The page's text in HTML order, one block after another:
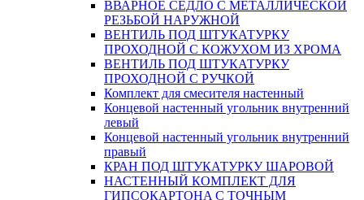
ВВАРНОЕ СЕДЛО С МЕТАЛЛИЧЕСКОЙ
РЕЗЬБОЙ НАРУЖНОЙ
ВЕНТИЛЬ ПОД ШТУКАТУРКУ
ПРОХОДНОЙ С КОЖУХОМ ИЗ ХРОМА
ВЕНТИЛЬ ПОД ШТУКАТУРКУ
ПРОХОДНОЙ С РУЧКОЙ
Комплект для смесителя настенный
Концевой настенный угольник внутренний
левый
Концевой настенный угольник внутренний
правый
КРАН ПОД ШТУКАТУРКУ ШАРОВОЙ
НАСТЕННЫЙ КОМПЛЕКТ ДЛЯ
ГИПСОКАРТОНA С ТОЧНЫМ